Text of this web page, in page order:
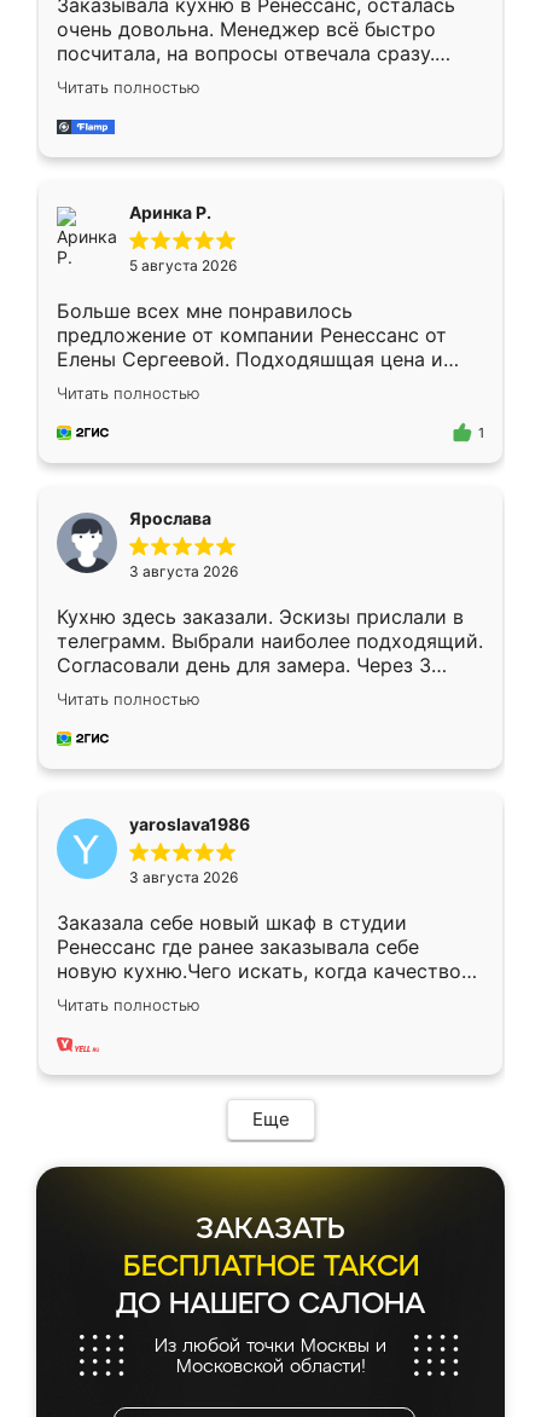
Заказывала кухню в Ренессанс, осталась
очень довольна. Менеджер всё быстро
посчитала, на вопросы отвечала сразу.
Замерщик приехал в субботу, подошёл к
делу со всей ответственностью. Собрали
за день, ребята работали аккуратно, даже
Читать полностью
Аринка Р.
5 августа 2026
Больше всех мне понравилось
предложение от компании Ренессанс от
Елены Сергеевой. Подходяшщая цена и
короткие сроки изготовления. Приехавший
для замера сотрудник Владислав
предложил по моему эскизу самый
Читать полностью
1
Ярослава
3 августа 2026
Кухню здесь заказали. Эскизы прислали в
телеграмм. Выбрали наиболее подходящий.
Согласовали день для замера. Через 3
недели кухня была уже готова. Остались
довольны работой. Спасибо Ренессанс
мебель за качественную работу!
Читать полностью
yaroslava1986
3 августа 2026
Заказала себе новый шкаф в студии
Ренессанс где ранее заказывала себе
новую кухню.Чего искать, когда качеством
вполне довольна. Служит кухня уже почти
два года, нареканий нет.
Читать полностью
Еще
ЗАКАЗАТЬ
БЕСПЛАТНОЕ ТАКСИ
ДО НАШЕГО САЛОНА
Из любой точки Москвы и
Московской области!